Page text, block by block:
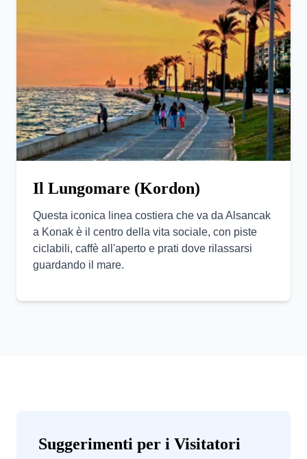
Il Lungomare (Kordon)
Questa iconica linea costiera che va da Alsancak
a Konak è il centro della vita sociale, con piste
ciclabili, caffè all'aperto e prati dove rilassarsi
guardando il mare.
Suggerimenti per i Visitatori